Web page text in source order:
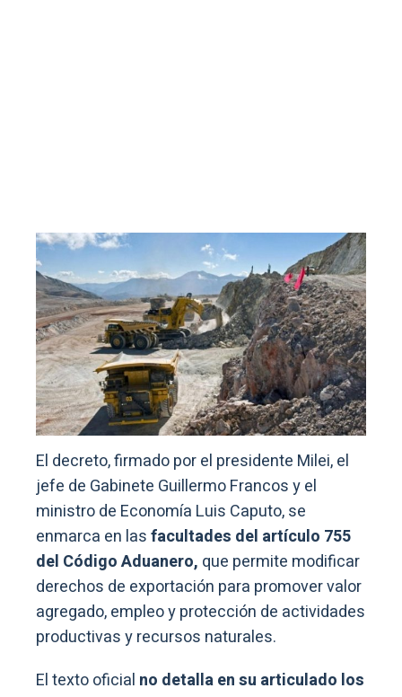
El decreto, firmado por el presidente Milei, el
jefe de Gabinete Guillermo Francos y el
ministro de Economía Luis Caputo, se
enmarca en lasfacultades del artículo 755
del Código Aduanero, que permite modificar
derechos de exportación para promover valor
agregado, empleo y protección de actividades
productivas y recursos naturales.
El texto oficial no detalla en su articulado los